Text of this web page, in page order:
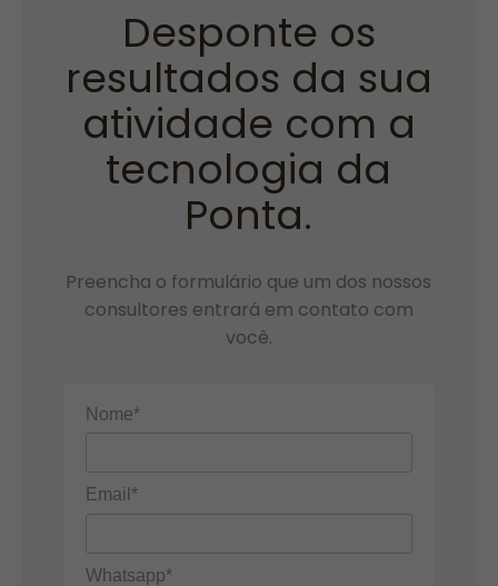
Desponte os
resultados da sua
atividade com a
tecnologia da
Ponta.
Preencha o formulário que um dos nossos
consultores entrará em contato com
você.
Nome*
Email*
Whatsapp*